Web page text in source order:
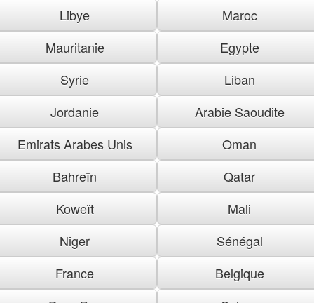
Libye
Maroc
Mauritanie
Egypte
Syrie
Liban
Jordanie
Arabie Saoudite
Emirats Arabes Unis
Oman
Bahreïn
Qatar
Koweït
Mali
Niger
Sénégal
France
Belgique